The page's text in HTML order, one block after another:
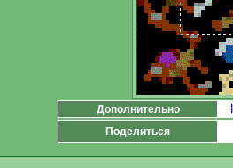
Дополнительно
Поделиться